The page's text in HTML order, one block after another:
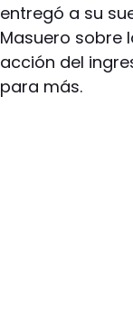
entregó a su
Masuero sobre
acción del
para más.